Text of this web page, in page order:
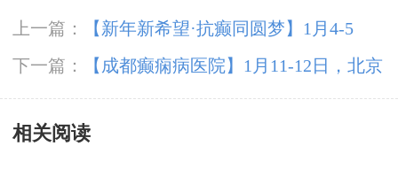
上一篇：
【新年新希望·抗癫同圆梦】1月4-5
日，北京知名专家亲临神康联合会诊送健康，名
额有限，速约!
下一篇：
【成都癫痫病医院】1月11-12日，北京
三甲知名专家高伟博士亲临神康会诊，一站式解
决癫痫难题!
相关阅读